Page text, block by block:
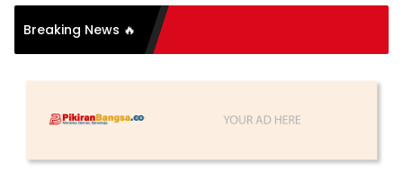
Breaking News 🔥
Organisasi: Antara
Substansi